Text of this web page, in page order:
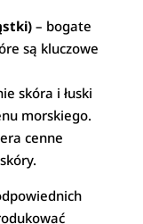
– bogate
są kluczowe
skóra i łuski
morskiego.
cenne